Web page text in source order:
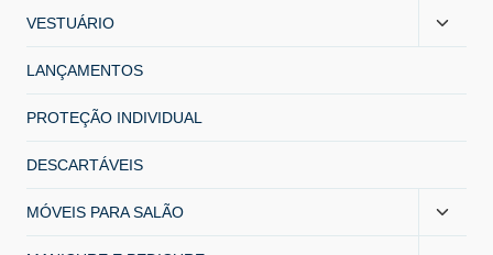
VESTUÁRIO
LANÇAMENTOS
PROTEÇÃO INDIVIDUAL
DESCARTÁVEIS
MÓVEIS PARA SALÃO